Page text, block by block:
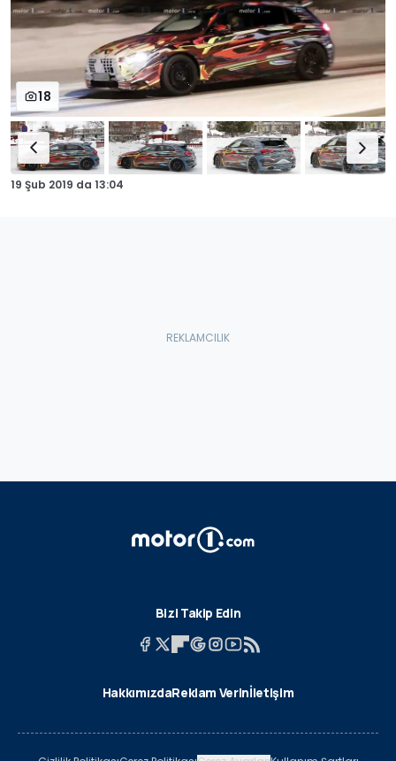
18
19 Şub 2019 da 13:04
Bizi Takip Edin
HakkımızdaReklam Verinİletişim